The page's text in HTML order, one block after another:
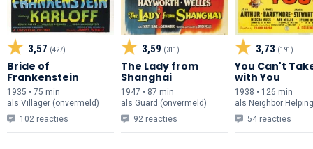
3,57 (427)
Bride of
Frankenstein
1935 • 75 min
als Villager (onvermeld)
102 reacties
3,59 (311)
The Lady from
Shanghai
1947 • 87 min
als Guard (onvermeld)
92 reacties
3,73 (191)
You Can't
with You
1938 • 126 min
als Neighbor Helping with Move
54 reacties